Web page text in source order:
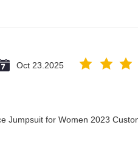
Oct 23.2025
Jumpsuit for Women 2023